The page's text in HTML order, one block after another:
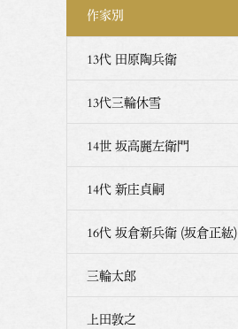
作家別
13代 田原陶兵衛
13代三輪休雪
14世 坂高麗左衛門
14代 新庄貞嗣
16代 坂倉新兵衛 (坂倉正紘)
三輪太郎
上田敦之